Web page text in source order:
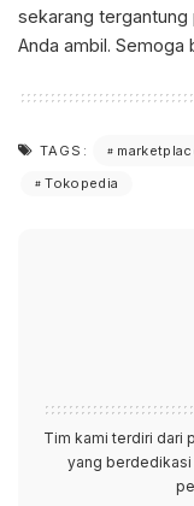
sekarang
Anda ambil. Semoga
TAGS:
Tokopedia
Tim kami terdiri dari
yang berdedikasi